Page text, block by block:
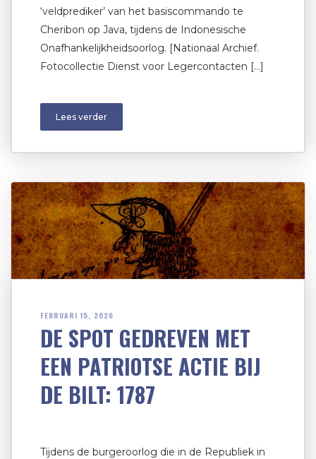
‘veldprediker’ van het basiscommando te
Cheribon op Java, tijdens de Indonesische
Onafhankelijkheidsoorlog. [Nationaal Archief.
Fotocollectie Dienst voor Legercontacten […]
Lees verder
FEBRUARI 15, 2026
DE SPOT GEDREVEN MET
EEN PATRIOTSE ACTIE BIJ
DE BILT: 1787
Tijdens de burgeroorlog die in de Republiek in